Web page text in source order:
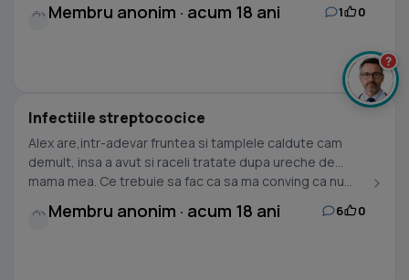
Membru anonim · acum 18 ani 1 0
Infectiile streptococice
Alex are,intr-adevar fruntea si tamplele caldute cam
demult, insa a avut si raceli tratate dupa ureche de
mama mea. Ce trebuie sa fac ca sa ma conving ca nu...
Membru anonim · acum 18 ani 6 0
?